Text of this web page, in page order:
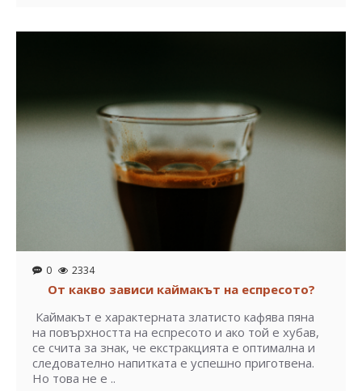
0 2334
От какво зависи каймакът на еспресото?
Каймакът е характерната златисто кафява пяна
на повърхността на еспресото и ако той е хубав,
се счита за знак, че екстракцията е оптимална и
следователно напитката е успешно приготвена.
Но това не е ..